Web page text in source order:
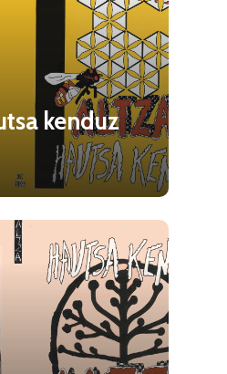
kenduz